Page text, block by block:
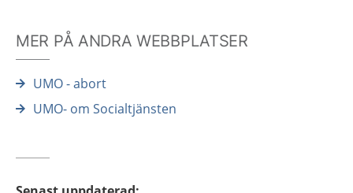
MER PÅ ANDRA WEBBPLATSER
UMO - abort
UMO- om Socialtjänsten